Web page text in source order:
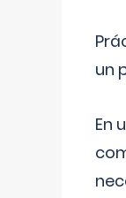
un
En